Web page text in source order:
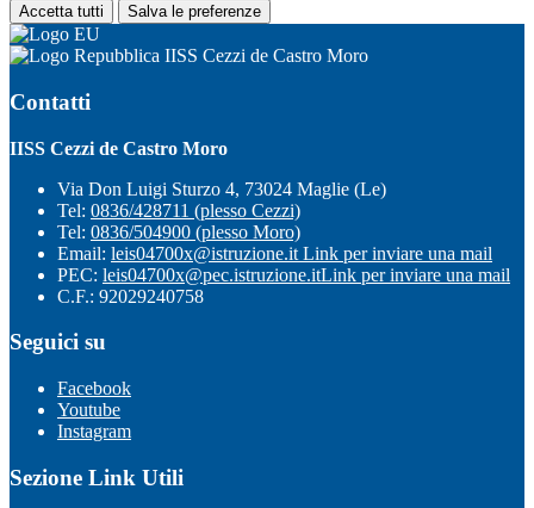
Accetta tutti Salva le preferenze
IISS Cezzi de Castro Moro
Contatti
IISS Cezzi de Castro Moro
Via Don Luigi Sturzo 4, 73024 Maglie (Le)
Tel: 0836/428711 (plesso Cezzi)
Tel: 0836/504900 (plesso Moro)
Email: leis04700x@istruzione.it Link per inviare una mail
PEC: leis04700x@pec.istruzione.itLink per inviare una mail
C.F.: 92029240758
Seguici su
Facebook
Youtube
Instagram
Sezione Link Utili